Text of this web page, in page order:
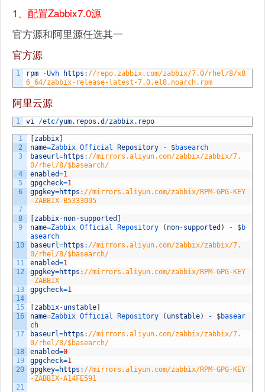
1、配置Zabbix7.0源
官方源和阿里源任选其一
官方源
1 rpm -Uvh https : //repo.zabbix.com/zabbix/7.0/rhel/8/x8
6_64/zabbix-release-latest-7.0.el8.noarch.rpm
阿里云源
1 vi /etc/yum. repos .d /zabbix. repo
1
2
3
4
5
6
7
8
9
10
11
12
13
14
15
16
17
18
19
20
21
[zabbix]
name=Zabbix Official Repository - $basearch
baseurl=https : //mirrors.aliyun.com/zabbix/zabbix/7.
0/rhel/8/$basearch/
enabled=1
gpgcheck=1
gpgkey=https : //mirrors.aliyun.com/zabbix/RPM-GPG-KEY
-ZABBIX-B5333005
[zabbix-non-supported ]
name=Zabbix Official Repository ( non-supported ) - $b
asearch
baseurl=https : //mirrors.aliyun.com/zabbix/zabbix/7.
0/rhel/8/$basearch/
enabled=1
gpgkey=https : //mirrors.aliyun.com/zabbix/RPM-GPG-KEY
-ZABBIX
gpgcheck=1
[zabbix-unstable]
name=Zabbix Official Repository ( unstable) - $basear
ch
baseurl=https : //mirrors.aliyun.com/zabbix/zabbix/7.
0/rhel/8/$basearch/
enabled=0
gpgcheck=1
gpgkey=https : //mirrors.aliyun.com/zabbix/RPM-GPG-KEY
-ZABBIX-A14FE591